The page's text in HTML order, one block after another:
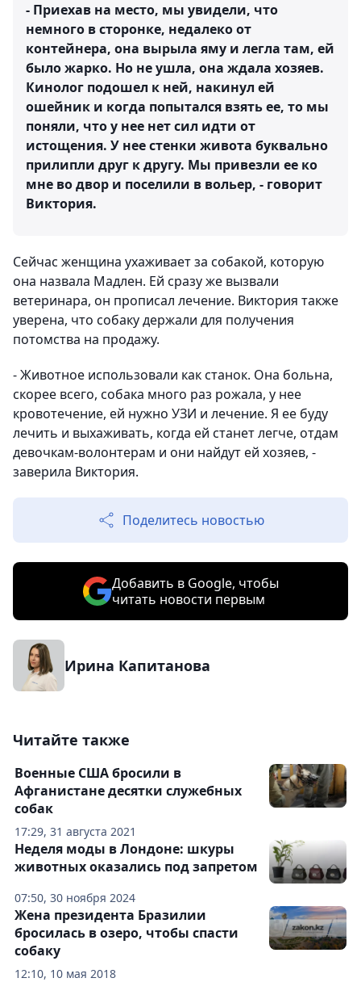
- Приехав на место, мы увидели, что
немного в сторонке, недалеко от
контейнера, она вырыла яму и легла там, ей
было жарко. Но не ушла, она ждала хозяев.
Кинолог подошел к ней, накинул ей
ошейник и когда попытался взять ее, то мы
поняли, что у нее нет сил идти от
истощения. У нее стенки живота буквально
прилипли друг к другу. Мы привезли ее ко
мне во двор и поселили в вольер, - говорит
Виктория.
Сейчас женщина ухаживает за собакой, которую
она назвала Мадлен. Ей сразу же вызвали
ветеринара, он прописал лечение. Виктория также
уверена, что собаку держали для получения
потомства на продажу.
- Животное использовали как станок. Она больна,
скорее всего, собака много раз рожала, у нее
кровотечение, ей нужно УЗИ и лечение. Я ее буду
лечить и выхаживать, когда ей станет легче, отдам
девочкам-волонтерам и они найдут ей хозяев, -
заверила Виктория.
Поделитесь новостью
Добавить в Google, чтобы
читать новости первым
Ирина Капитанова
Читайте также
17:29, 31 августа 2021
Военные США бросили в
Афганистане десятки служебных
собак
07:50, 30 ноября 2024
Неделя моды в Лондоне: шкуры
животных оказались под запретом
12:10, 10 мая 2018
Жена президента Бразилии
бросилась в озеро, чтобы спасти
собаку